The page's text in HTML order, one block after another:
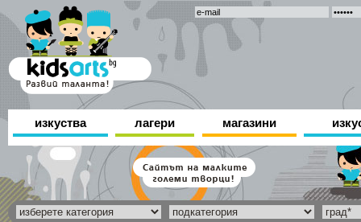
изкуства лагери магазини